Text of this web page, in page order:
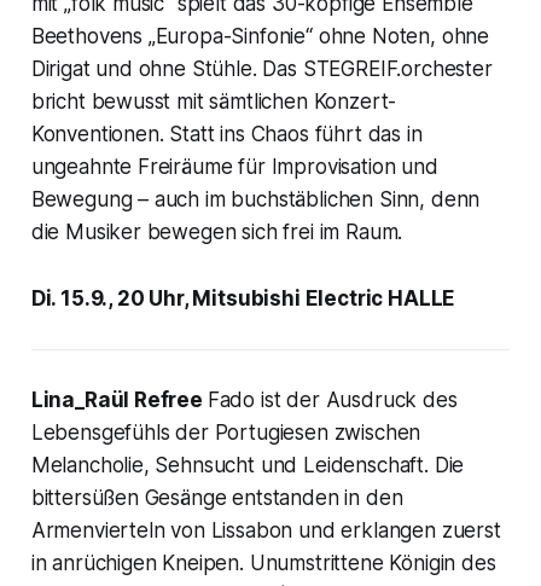
Beethovens „Europa-Sinfonie“ ohne Noten, ohne
Dirigat und ohne Stühle. Das STEGREIF.orchester
bricht bewusst mit sämtlichen Konzert-
Konventionen. Statt ins Chaos führt das in
ungeahnte Freiräume für Improvisation und
Bewegung – auch im buchstäblichen Sinn, denn
die Musiker bewegen sich frei im Raum.
Di. 15.9., 20 Uhr, Mitsubishi Electric HALLE
Lina_Raül Refree Fado ist der Ausdruck des
Lebensgefühls der Portugiesen zwischen
Melancholie, Sehnsucht und Leidenschaft. Die
bittersüßen Gesänge entstanden in den
Armenvierteln von Lissabon und erklangen zuerst
in anrüchigen Kneipen. Unumstrittene Königin des